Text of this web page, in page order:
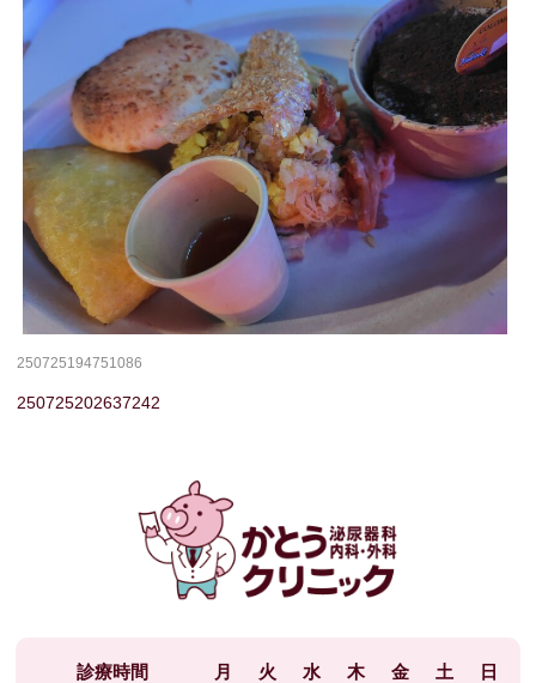
250725194751086
250725202637242
診療時間 月 火 水 木 金 土
日